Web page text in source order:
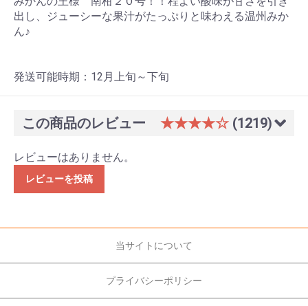
出し、ジューシーな果汁がたっぷりと味わえる温州みか
ん♪
発送可能時期：12月上旬～下旬
この商品のレビュー ★★★★☆ (1219)
レビューはありません。
レビューを投稿
当サイトについて
プライバシーポリシー